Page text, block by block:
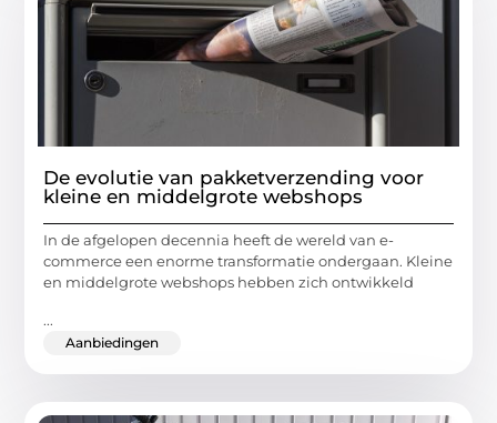
De evolutie van pakketverzending voor
kleine en middelgrote webshops
In de afgelopen decennia heeft de wereld van e-
commerce een enorme transformatie ondergaan. Kleine
en middelgrote webshops hebben zich ontwikkeld
...
Aanbiedingen